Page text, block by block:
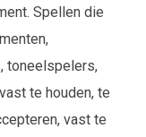
Spellen die
toneelspelers,
te houden, te
vast te